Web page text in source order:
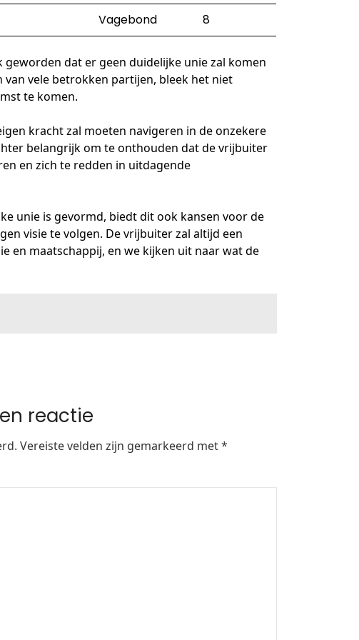
Vagebond
8
dat er geen duidelijke unie zal komen
vele betrokken partijen, bleek het niet
te komen.
kracht zal moeten navigeren in de onzekere
belangrijk om te onthouden dat de vrijbuiter
en zich te redden in uitdagende
unie is gevormd, biedt dit ook kansen voor de
visie te volgen. De vrijbuiter zal altijd een
en maatschappij, en we kijken uit naar wat de
reactie
Vereiste velden zijn gemarkeerd met*